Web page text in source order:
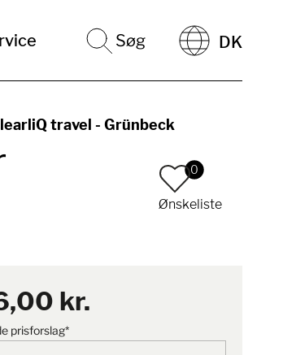
Søg DK
travel - Grünbeck
0
Ønskeliste
kr.
prisforslag*